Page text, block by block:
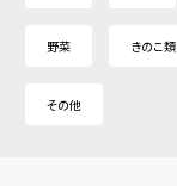
野菜 きのこ類
その他